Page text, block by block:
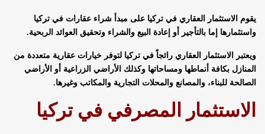
يقوم الاستثمار العقاري في تركيا على مبدأ شراء عقارات في تركيا
واستثمارها إما بالتأجير أو إعادة البيع والشراء وتحقيق العوائد الربحية.
ويعتبر الاستثمار العقاري رائجاً في تركيا لتوفر خيارات عقارية متعددة من
المنازل بكافة أنماطها ومساحاتها وكذلك الأراضي الزراعية أو الأراضي
الصالحة للبناء، والمصانع والمحلات التجارية والمكاتب وغيرها.
الاستثمار المصرفي في تركيا